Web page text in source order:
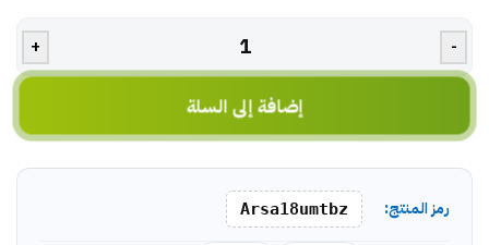
-
+
إضافة إلى السلة
رمز المنتج: Arsa18umtbz